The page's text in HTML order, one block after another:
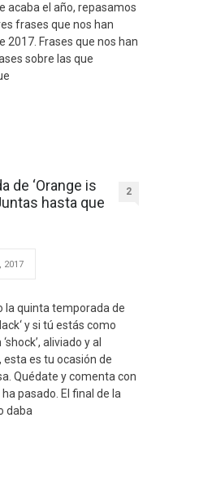
acaba el año, repasamos
frases que nos han
2017. Frases que nos han
sobre las que
de ‘Orange is
hasta que
2
2017
la quinta temporada de
y si tú estás como
aliviado y al
es tu ocasión de
Quédate y comenta con
pasado. El final de la
daba